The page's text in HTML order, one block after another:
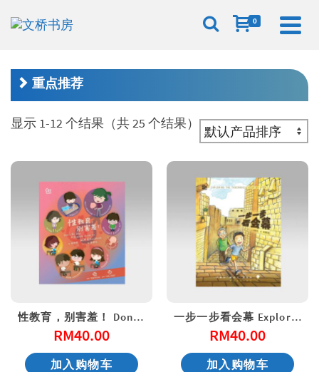
0
重点推荐
显示 1-12 个结果（共 25 个结果）
性教育，别害羞！ Don’t Be Shy: A Friendly Guide to Sex Education
RM40.00
加入购物车
一步一步看会幕 Exploring the Tabernacle Step by Step
RM40.00
加入购物车